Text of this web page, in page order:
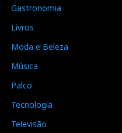
Gastronomia
Livros
Moda e Beleza
Música
Palco
Tecnologia
Televisão